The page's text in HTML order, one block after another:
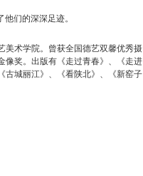
们的深深足迹。
美术学院。曾获全国德艺双馨优秀摄
像奖。出版有《走过青春》、《走进
古城丽江》、《看陕北》、《新窑子